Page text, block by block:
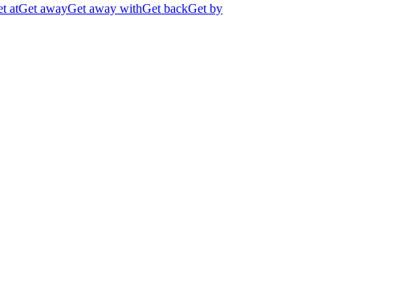
atGet awayGet away withGet backGet by